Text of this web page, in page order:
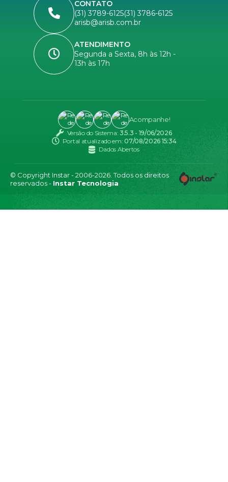
CONTATO
(31) 3789-6125(31) 3786-6125
arisb@arisb.com.br
ATENDIMENTO
Segunda a Sexta, 8h às 12h -
13h às 17h
Versão do Sistema: 3.5.3 - 19/06/2026
Portal atualizado em:07/08/2026 15:34
Dados Abertos
Acompanhe!
© Copyright Instar - 2006-2026. Todos os direitos
reservados - Instar Tecnologia